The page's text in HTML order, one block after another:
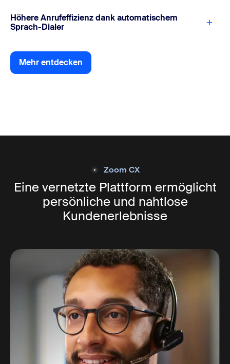
Höhere Anrufeffizienz dank automatischem
Sprach-Dialer
Mehr entdecken
Mehr entdecken
Zoom CX
Eine vernetzte Plattform ermöglicht
persönliche und nahtlose
Kundenerlebnisse